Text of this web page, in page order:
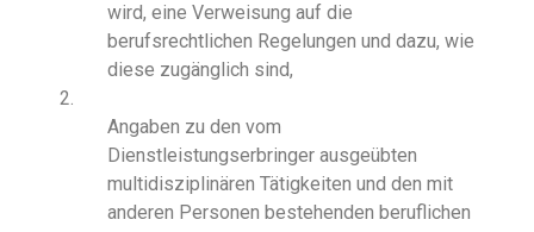
wird, eine Verweisung auf die
berufsrechtlichen Regelungen und dazu, wie
diese zugänglich sind,
2.
Angaben zu den vom
Dienstleistungserbringer ausgeübten
multidisziplinären Tätigkeiten und den mit
anderen Personen bestehenden beruflichen